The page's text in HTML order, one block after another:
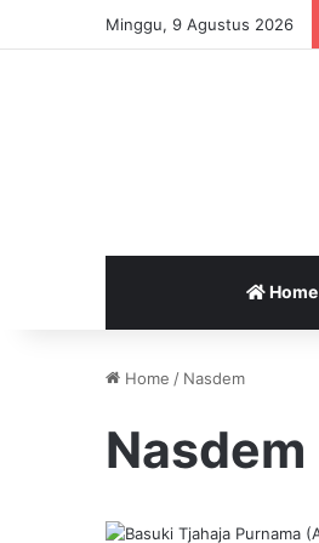
Minggu, 9 Agustus 2026
Home
Home / Nasdem
Nasdem